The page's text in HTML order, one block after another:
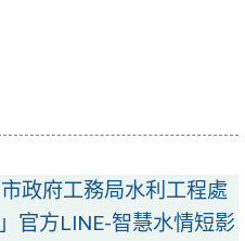
政府工務局水利工程處
官方LINE-智慧水情短影